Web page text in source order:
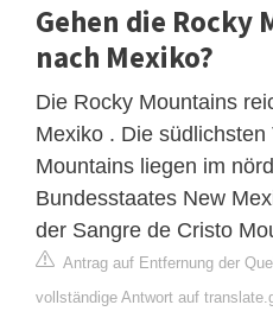
Gehen die Rocky
nach Mexiko?
Die Rocky Mountains
Mexiko . Die südlichsten
Mountains liegen im
Bundesstaates New
der Sangre de Cristo
Antrag auf Entfernung der
vollständige Antwort auf